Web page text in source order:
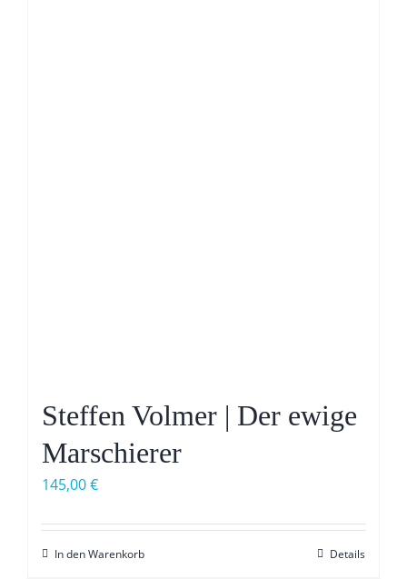
Steffen Volmer | Der ewige
Marschierer
145,00€
In den Warenkorb Details